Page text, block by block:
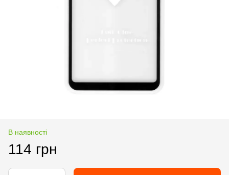
В наявності
114 грн